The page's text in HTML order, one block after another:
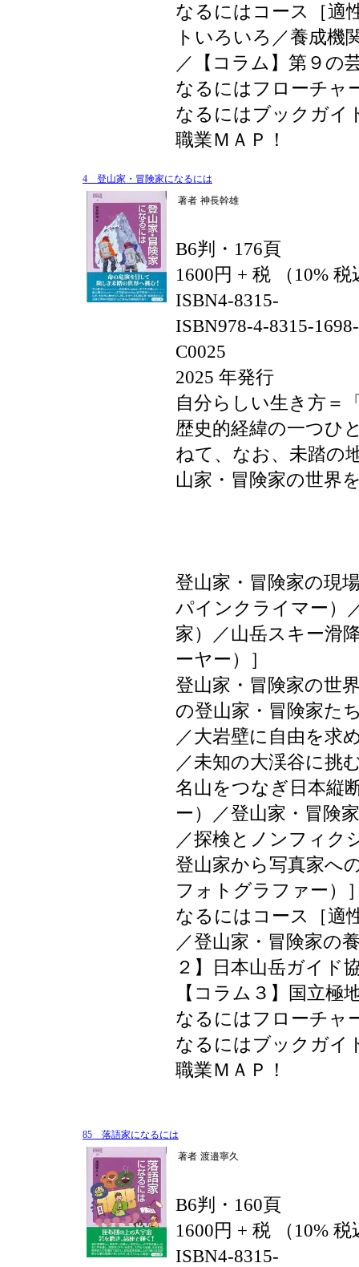
なるにはコース［適
トいろいろ／養成機
／【コラム】第９の
なるにはフローチ
なるにはブックガイ
職業ＭＡＰ！
4 登山家・冒険家になるには
著者 神長幹雄
B6判・176頁
1600円 + 税 （10%
ISBN4-8315-
ISBN978-4-8315-
C0025
2025 年発行
自分らしい生き方＝
歴史的経緯の一つひ
ねて、なお、未踏の
山家・冒険家の世界
登山家・冒険家の現
パインクライマー）
家）／山岳スキー滑
ーヤー）］
登山家・冒険家の世
の登山家・冒険家た
／大岩壁に自由を求
／未知の大渓谷に挑
名山をつなぎ日本縦
ー）／登山家・冒険
／探検とノンフィク
登山家から写真家へ
フォトグラファー）
なるにはコース［適
／登山家・冒険家の
２】日本山岳ガイド
【コラム３】国立極
なるにはフローチ
なるにはブックガイ
職業ＭＡＰ！
85 落語家になるには
著者 渡邉寧久
B6判・160頁
1600円 + 税 （10%
ISBN4-8315-